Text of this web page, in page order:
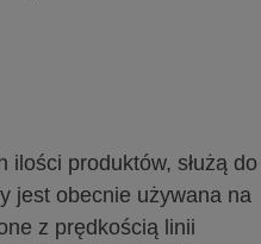
ilości produktów, służą do
jest obecnie używana na
z prędkością linii